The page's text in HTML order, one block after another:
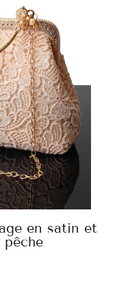
en satin et
pêche